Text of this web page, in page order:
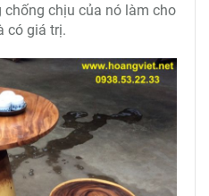
chịu của nó làm cho
có giá trị.